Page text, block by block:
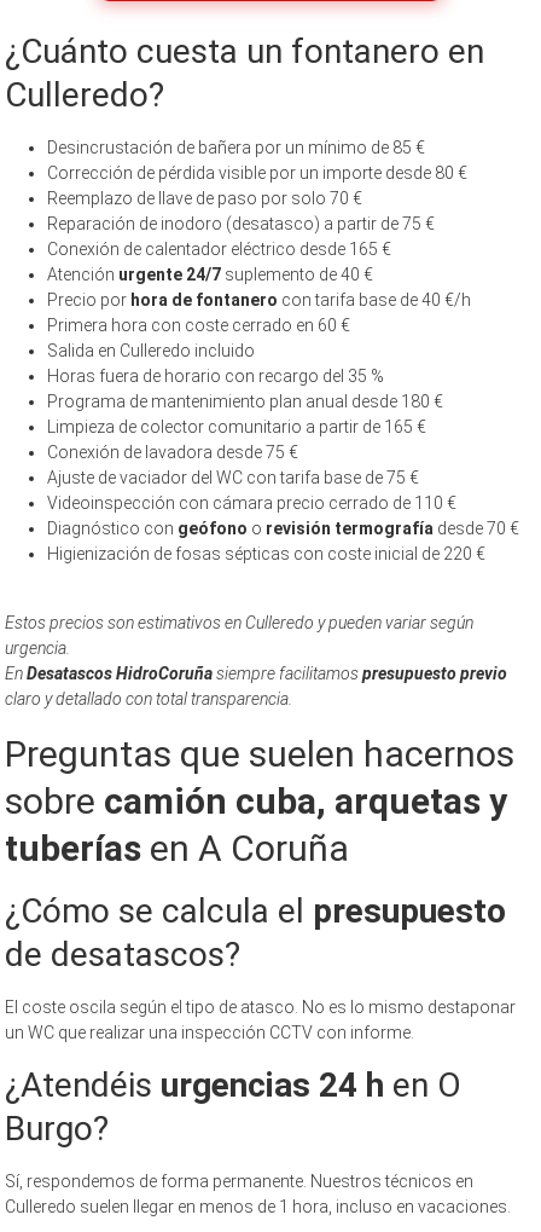
¿Cuánto cuesta un fontanero en
Culleredo?
Desincrustación de bañera por un mínimo de 85 €
Corrección de pérdida visible por un importe desde 80 €
Reemplazo de llave de paso por solo 70 €
Reparación de inodoro (desatasco) a partir de 75 €
Conexión de calentador eléctrico desde 165 €
Atención urgente 24/7 suplemento de 40 €
Precio por hora de fontanero con tarifa base de 40 €/h
Primera hora con coste cerrado en 60 €
Salida en Culleredo incluido
Horas fuera de horario con recargo del 35 %
Programa de mantenimiento plan anual desde 180 €
Limpieza de colector comunitario a partir de 165 €
Conexión de lavadora desde 75 €
Ajuste de vaciador del WC con tarifa base de 75 €
Videoinspección con cámara precio cerrado de 110 €
Diagnóstico con geófono o revisión termografía desde 70 €
Higienización de fosas sépticas con coste inicial de 220 €
Estos precios son estimativos en Culleredo y pueden variar según
urgencia.
EnDesatascos HidroCoruñasiempre facilitamospresupuesto previo
claro y detallado con total transparencia.
Preguntas que suelen hacernos
sobre camión cuba, arquetas y
tuberías en A Coruña
¿Cómo se calcula el presupuesto
de desatascos?
El coste oscila según el tipo de atasco. No es lo mismo destaponar
un WC que realizar una inspección CCTV con informe.
¿Atendéis urgencias 24 h en O
Burgo?
Sí, respondemos de forma permanente. Nuestros técnicos en
Culleredo suelen llegar en menos de 1 hora, incluso en vacaciones.